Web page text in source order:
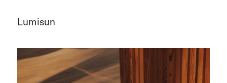
Lumisun